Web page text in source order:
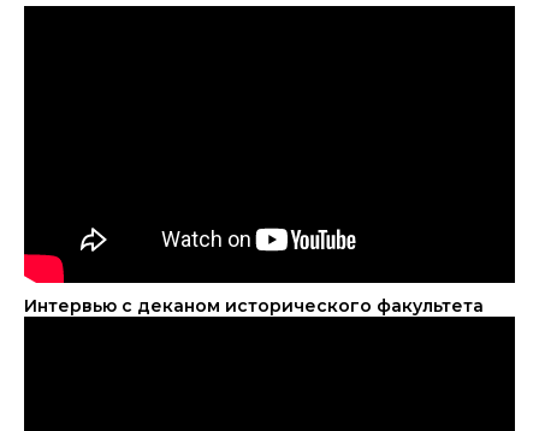
Интервью с деканом исторического факультета